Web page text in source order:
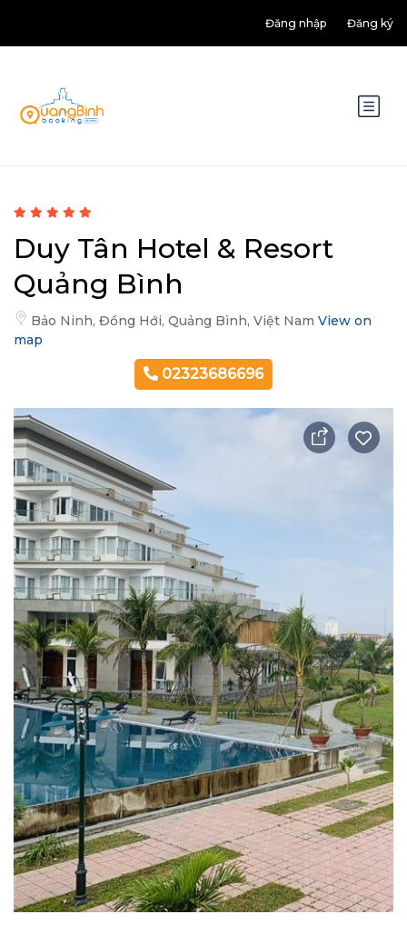
Đăng nhập Đăng ký
Duy Tân Hotel & Resort
Quảng Bình
Bảo Ninh, Đồng Hới, Quảng Bình, Việt Nam View on
map
02323686696